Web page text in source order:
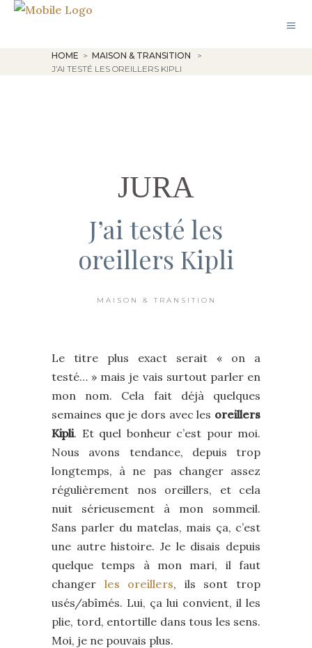
HOME > MAISON & TRANSITION
>
J’AI TESTÉ LES OREILLERS KIPLI
JURA
J’ai testé les
oreillers Kipli
MAISON & TRANSITION
Le titre plus exact serait « on a
testé… » mais je vais surtout parler en
mon nom. Cela fait déjà quelques
semaines que je dors avec les oreillers
Kipli. Et quel bonheur c’est pour moi.
Nous avons tendance, depuis trop
longtemps, à ne pas changer assez
régulièrement nos oreillers, et cela
nuit sérieusement à mon sommeil.
Sans parler du matelas, mais ça, c’est
une autre histoire. Je le disais depuis
quelque temps à mon mari, il faut
changer les oreillers, ils sont trop
usés/abîmés. Lui, ça lui convient, il les
plie, tord, entortille dans tous les sens.
Moi, je ne pouvais plus.